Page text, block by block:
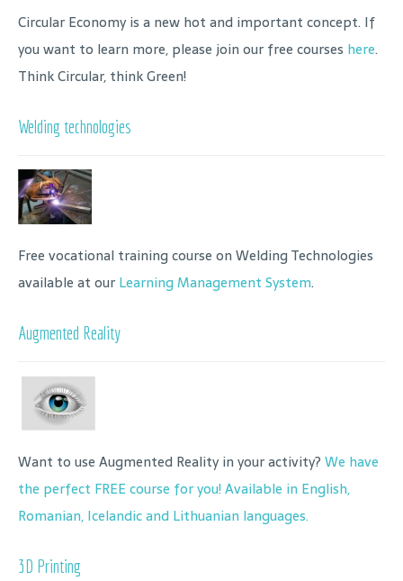
Circular Economy is a new hot and important concept. If
you want to learn more, please join our free courses here.
Think Circular, think Green!
Welding technologies
Free vocational training course on Welding Technologies
available at our Learning Management System.
Augmented Reality
Want to use Augmented Reality in your activity? We have
the perfect FREE course for you! Available in English,
Romanian, Icelandic and Lithuanian languages.
3D Printing